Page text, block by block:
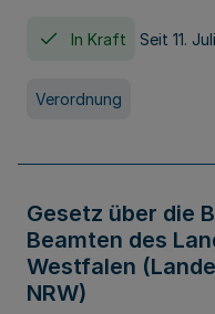
In Kraft Seit 11.
Verordnung
Gesetz über die
Beamten des
Westfalen
NRW)